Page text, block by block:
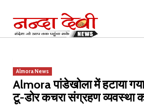
content
Almora News
Almora पांडेखोला में हटाया
टू-डोर कचरा संग्रहण व्यवस्था